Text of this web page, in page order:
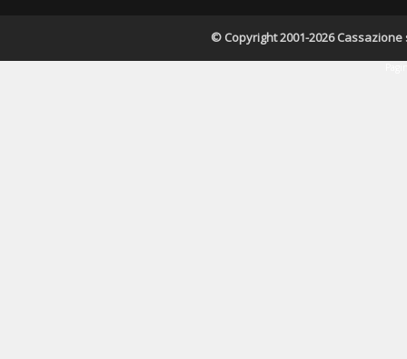
© Copyright 2001-2026 Cassazione